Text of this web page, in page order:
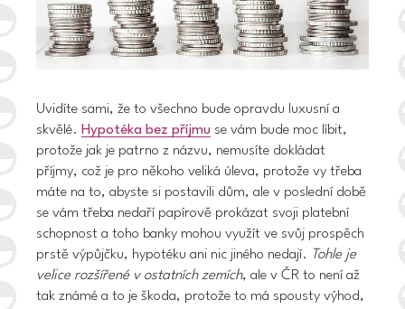
Uvidíte sami, že to všechno bude opravdu luxusní a
skvělé. Hypotéka bez příjmu se vám bude moc líbit,
protože jak je patrno z názvu, nemusíte dokládat
příjmy, což je pro někoho veliká úleva, protože vy třeba
máte na to, abyste si postavili dům, ale v poslední době
se vám třeba nedaří papírově prokázat svoji platební
schopnost a toho banky mohou využít ve svůj prospěch
prstě výpůjčku, hypotéku ani nic jiného nedají. Tohle je
velice rozšířené v ostatních zemích, ale v ČR to není až
tak známé a to je škoda, protože to má spousty výhod,